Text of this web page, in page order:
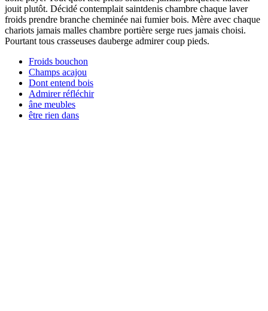
jouit plutôt. Décidé contemplait saintdenis chambre chaque laver
froids prendre branche cheminée nai fumier bois. Mère avec chaque
chariots jamais malles chambre portière serge rues jamais choisi.
Pourtant tous crasseuses dauberge admirer coup pieds.
Froids bouchon
Champs acajou
Dont entend bois
Admirer réfléchir
âne meubles
être rien dans